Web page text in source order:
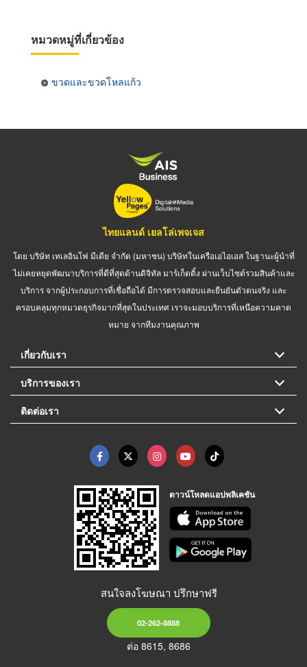
หมวดหมู่ที่เกี่ยวข้อง
ขวดและขวดโหลแก้ว
ไทยแลนด์ เยลโล่เพจเจส
โดย บริษัท เทเลอินโฟ มีเดีย จำกัด (มหาชน) บริษัทในเครือเอไอเอส ในฐานะผู้นำที่
ไม่เคยหยุดพัฒนาบริการที่ดีที่สุดด้านดิจิทัล มาร์เก็ตติ้ง ผ่านเว็บไซต์รวมสินค้าและ
บริการ จากผู้ประกอบการที่เชื่อถือได้ มีการตรวจสอบและยืนยันตัวตนจริง และ
ครอบคลุมทุกหมวดธุรกิจมากที่สุดในประเทศ เราจะมอบบริการที่เหนือความคาด
หมาย จากทีมงานคุณภาพ
เกี่ยวกับเรา
บริการของเรา
ติดต่อเรา
ดาวน์โหลดแอปพลิเคชัน
สนใจลงโฆษณา ปรึกษาฟรี
02-262-8888
ต่อ 8615, 8686